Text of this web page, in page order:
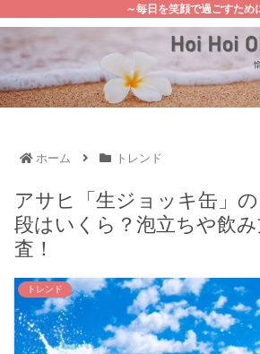
～毎日を笑顔で過ごすため
ホーム トレンド
アサヒ「生ジョッキ缶」
段はいくら？泡立ちや飲
査！
トレンド